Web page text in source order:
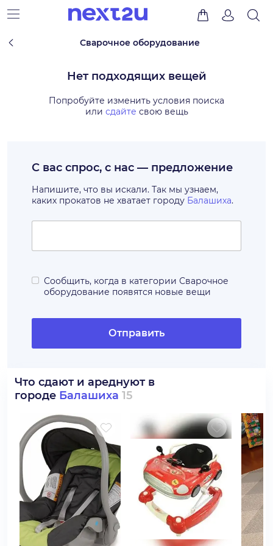
Сварочное оборудование
Нет подходящих вещей
Попробуйте изменить условия поиска
или сдайте свою вещь
С вас спрос, с нас — предложение
Напишите, что вы искали. Так мы узнаем,
каких прокатов не хватает городу Балашиха.
Сообщить, когда в категории Сварочное
оборудование появятся новые вещи
Отправить
Что сдают и ареднуют в
городе Балашиха 15